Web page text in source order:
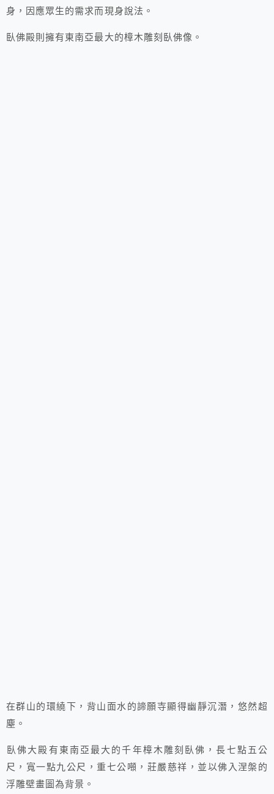
身，因應眾生的需求而現身說法。
臥佛殿則擁有東南亞最大的樟木雕刻臥佛像。
在群山的環繞下，背山面水的諦願寺顯得幽靜沉潛，悠然超
塵。
臥佛大殿有東南亞最大的千年樟木雕刻臥佛，長七點五公
尺，寬一點九公尺，重七公噸，莊嚴慈祥，並以佛入涅槃的
浮雕壁畫圖為背景。